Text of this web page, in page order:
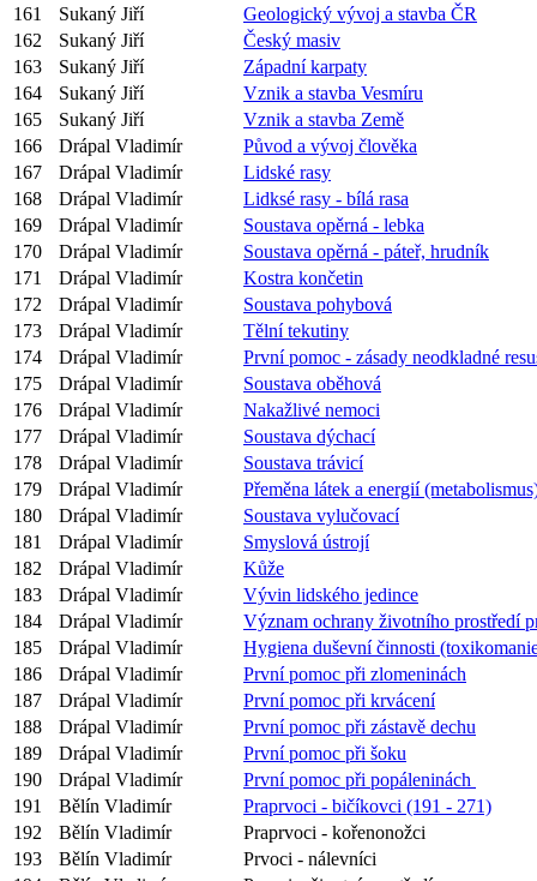
161
Sukaný Jiří
Geologický vývoj a stavba ČR
162
Sukaný Jiří
Český masiv
163
Sukaný Jiří
Západní karpaty
164
Sukaný Jiří
Vznik a stavba Vesmíru
165
Sukaný Jiří
Vznik a stavba Země
166
Drápal Vladimír
Původ a vývoj člověka
167
Drápal Vladimír
Lidské rasy
168
Drápal Vladimír
Lidksé rasy - bílá rasa
169
Drápal Vladimír
Soustava opěrná - lebka
170
Drápal Vladimír
Soustava opěrná - páteř, hrudník
171
Drápal Vladimír
Kostra končetin
172
Drápal Vladimír
Soustava pohybová
173
Drápal Vladimír
Tělní tekutiny
174
Drápal Vladimír
První pomoc - zásady neodkladné
175
Drápal Vladimír
Soustava oběhová
176
Drápal Vladimír
Nakažlivé nemoci
177
Drápal Vladimír
Soustava dýchací
178
Drápal Vladimír
Soustava trávicí
179
Drápal Vladimír
Přeměna látek a energií
180
Drápal Vladimír
Soustava vylučovací
181
Drápal Vladimír
Smyslová ústrojí
182
Drápal Vladimír
Kůže
183
Drápal Vladimír
Vývin lidského jedince
184
Drápal Vladimír
Význam ochrany životního prostředí
185
Drápal Vladimír
Hygiena duševní činnosti
186
Drápal Vladimír
První pomoc při zlomeninách
187
Drápal Vladimír
První pomoc při krvácení
188
Drápal Vladimír
První pomoc při zástavě dechu
189
Drápal Vladimír
První pomoc při šoku
190
Drápal Vladimír
První pomoc při popáleninách
191
Bělín Vladimír
Praprvoci - bičíkovci (191 - 271)
192
Bělín Vladimír
Praprvoci - kořenonožci
193
Bělín Vladimír
Prvoci - nálevníci